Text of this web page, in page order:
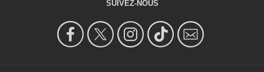
SUIVEZ-NOUS